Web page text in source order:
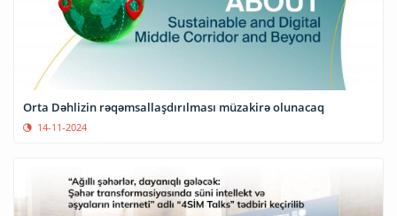
Orta Dəhlizin rəqəmsallaşdırılması müzakirə olunacaq
14-11-2024